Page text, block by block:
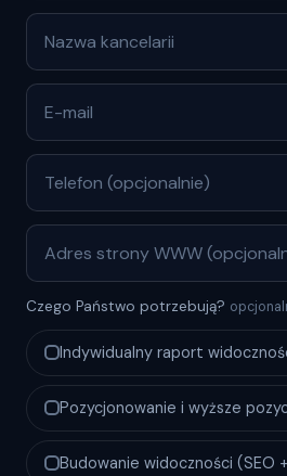
Czego Państwo potrzebują?
Indywidualny raport
Pozycjonowanie i wyższe
Budowanie widoczności (SEO